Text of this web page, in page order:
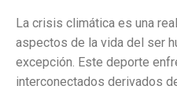
La crisis climática es una
aspectos de la vida del ser
excepción. Este deporte
interconectados derivados